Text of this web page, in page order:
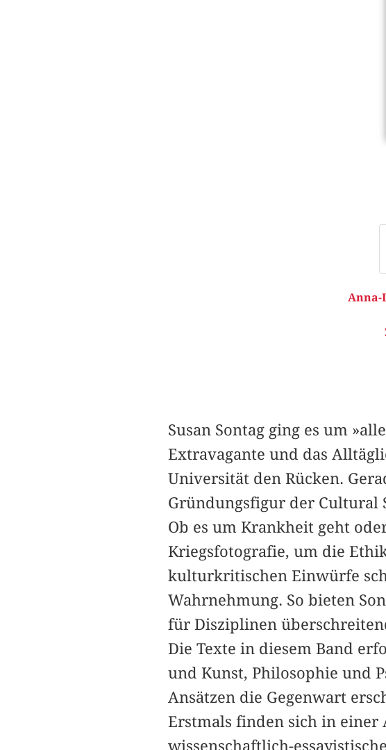
Anna-
Susan Sontag ging es um
Extravagante und das
Universität den Rücken.
Gründungsfigur der Cultural
Ob es um Krankheit geht
Kriegsfotografie, um die
kulturkritischen Einwürfe
Wahrnehmung. So bieten
für Disziplinen
Die Texte in diesem Band
und Kunst, Philosophie und
Ansätzen die Gegenwart
Erstmals finden sich in einer
wissenschaftlich-